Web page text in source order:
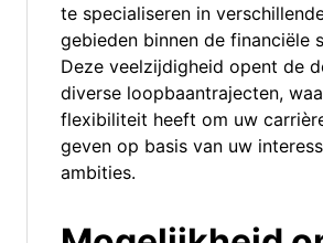
te specialiseren in
gebieden binnen de financiële
Deze veelzijdigheid opent de
diverse loopbaantrajecten,
flexibiliteit heeft om uw
geven op basis van uw
ambities.